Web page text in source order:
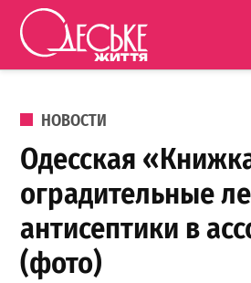
Перейти к содержанию
життя
ОПУБЛИКОВАНО В
НОВОСТИ
Одесская
оградительные
антисептики в
(фото)